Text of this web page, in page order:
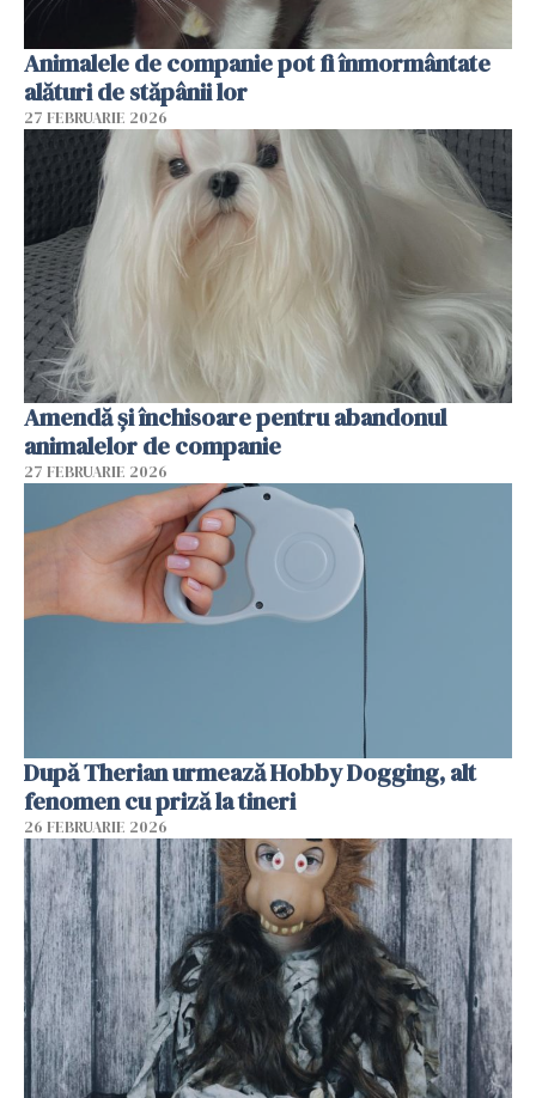
Animalele de companie pot fi înmormântate
alături de stăpânii lor
27 FEBRUARIE 2026
Amendă și închisoare pentru abandonul
animalelor de companie
27 FEBRUARIE 2026
După Therian urmează Hobby Dogging, alt
fenomen cu priză la tineri
26 FEBRUARIE 2026